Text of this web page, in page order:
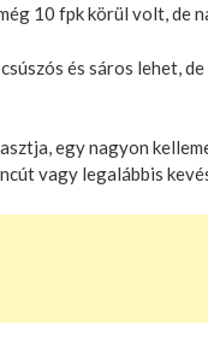
10 fpk körül volt, de
és sáros lehet,
egy nagyon
vagy legalábbis